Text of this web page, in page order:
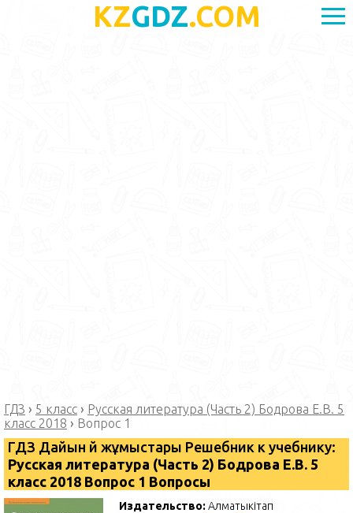
KZGDZ.COM
ГДЗ › 5 класс › Русская литература (Часть 2) Бодрова Е.В. 5
класс 2018 › Вопрос 1
ГДЗ Дайын үй жұмыстары Решебник к учебнику:
Русская литература (Часть 2) Бодрова Е.В. 5
класс 2018 Вопрос 1 Вопросы
Издательство:Алматыкітап